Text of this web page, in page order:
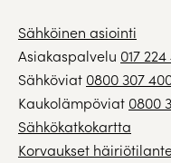
Sähköinen asiointi
Asiakaspalvelu 017
Sähköviat 0800 307
Kaukolämpöviat 0800
Sähkökatkokartta
Korvaukset